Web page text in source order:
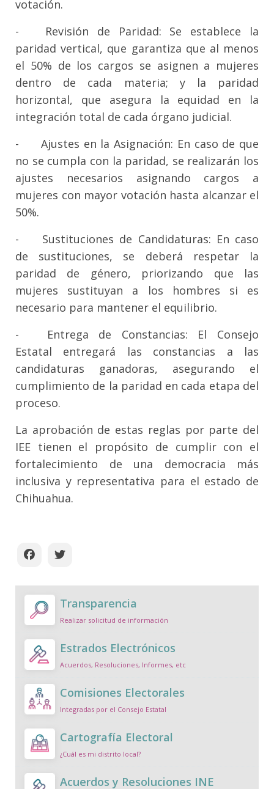
votación.
-
Revisión de Paridad: Se establece la
paridad vertical, que garantiza que al menos
el 50% de los cargos se asignen a mujeres
dentro de cada materia; y la paridad
horizontal, que asegura la equidad en la
integración total de cada órgano judicial.
-
Ajustes en la Asignación: En caso de que
no se cumpla con la paridad, se realizarán los
ajustes necesarios asignando cargos a
mujeres con mayor votación hasta alcanzar el
50%.
-
Sustituciones de Candidaturas: En caso
de sustituciones, se deberá respetar la
paridad de género, priorizando que las
mujeres sustituyan a los hombres si es
necesario para mantener el equilibrio.
-
Entrega de Constancias: El Consejo
Estatal entregará las constancias a las
candidaturas ganadoras, asegurando el
cumplimiento de la paridad en cada etapa del
proceso.
La aprobación de estas reglas por parte del
IEE tienen el propósito de cumplir con el
fortalecimiento de una democracia más
inclusiva y representativa para el estado de
Chihuahua.
Transparencia
Realizar solicitud de información
Estrados Electrónicos
Acuerdos, Resoluciones, Informes, etc
Comisiones Electorales
Integradas por el Consejo Estatal
Cartografía Electoral
¿Cuál es mi distrito local?
Acuerdos y Resoluciones INE